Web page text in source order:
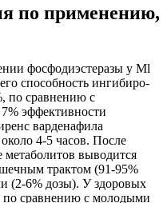
по применению,
фосфодиэстеразы у Ml
способность ингибиро­
по сравнению с
эффективности
варденафила
4-5 часов. После
выводится
трактом (91-95%
(2-6% дозы). У здоровых
сравнению с молодыми